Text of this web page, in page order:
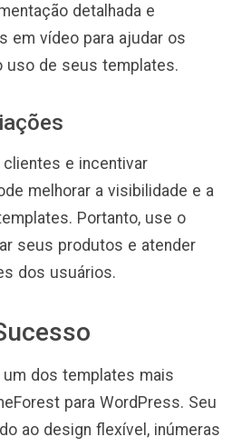
detalhada e
em vídeo para ajudar os
uso de seus templates.
e incentivar
melhorar a visibilidade e a
Portanto, use o
seus produtos e atender
dos usuários.
um dos templates mais
para WordPress. Seu
ao design flexível, inúmeras